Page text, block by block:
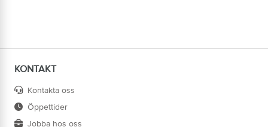
KONTAKT
Kontakta oss
Öppettider
Jobba hos oss